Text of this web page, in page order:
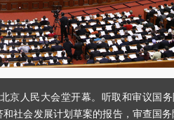
京人民大会堂开幕。听取和审议国
社会发展计划草案的报告，审查国